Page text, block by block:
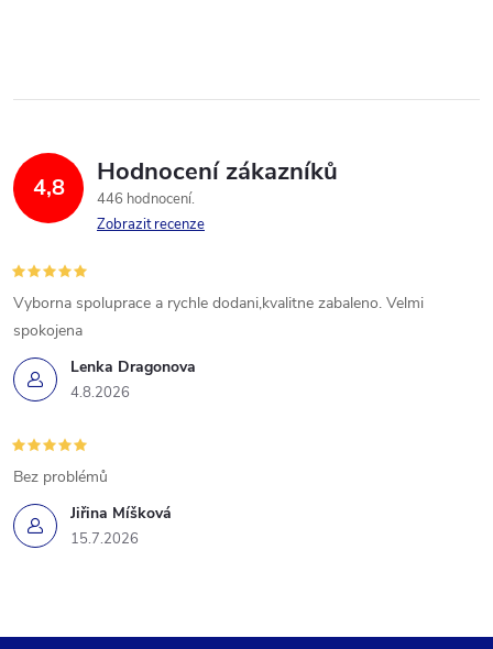
4,8 Hodnocení zákazníků
446 hodnocení
Zobrazit recenze
Lenka Dragonova
4.8.2026
Vyborna spoluprace a rychle dodani,kvalitne zabaleno. Velmi
spokojena
Jiřina Míšková
15.7.2026
Bez problémů